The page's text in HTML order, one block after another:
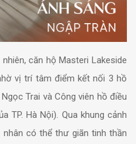
căn hộ Masteri Lakeside
vị trí tâm điểm kết nối 3 hồ
Trai và Công viên hồ điều
TP. Hà Nội). Qua khung cảnh
có thể thư giãn tinh thần